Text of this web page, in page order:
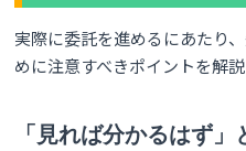
実際に委託を進めるにあたり
めに注意すべきポイントを解説
「見れば分かるはず」